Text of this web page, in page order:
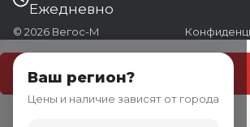
Ежедневно
© 2026 Вегос-М
Ваш регион?
Цены и наличие зависят от города